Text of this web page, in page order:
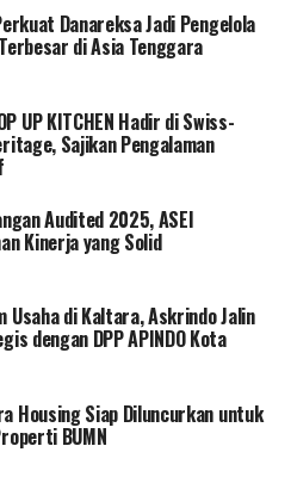
Danareksa Jadi Pengelola
di Asia Tenggara
UP KITCHEN Hadir di Swiss-
Sajikan Pengalaman
Audited 2025, ASEI
Kinerja yang Solid
Usaha di Kaltara, Askrindo Jalin
dengan DPP APINDO Kota
Housing Siap Diluncurkan untuk
BUMN